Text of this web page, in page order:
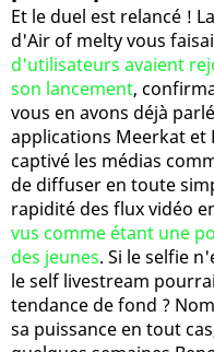
Et le duel est relancé !
d'Air of melty vous
d'utilisateurs avaient
son lancement,
vous en avons déjà
applications Meerkat et
captivé les médias
de diffuser en toute
rapidité des flux vidéo
vus comme étant une
des jeunes. Si le selfie
le self livestream
tendance de fond ?
sa puissance en tout